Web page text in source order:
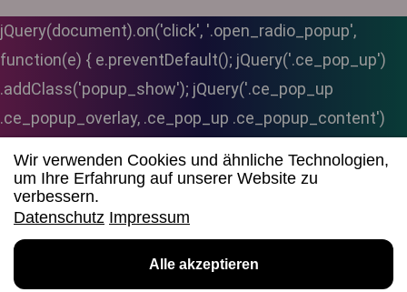
Wir verwenden Cookies und ähnliche Technologien,
um Ihre Erfahrung auf unserer Website zu
verbessern.
Datenschutz Impressum
Alle akzeptieren
Radio aufrufen
jQuery(document).on('click', '.open_radio_popup',
function(e) { e.preventDefault(); jQuery('.ce_pop_up')
.addClass('popup_show'); jQuery('.ce_pop_up
.ce_popup_overlay, .ce_pop_up .ce_popup_content')
jQuery(document).on('click', '.ce_pop_up .popup_close',
function() { jQuery('.ce_pop_up .ce_popup_overlay,
jQuery('.ce_pop_up') .removeClass('popup_show'); }); //